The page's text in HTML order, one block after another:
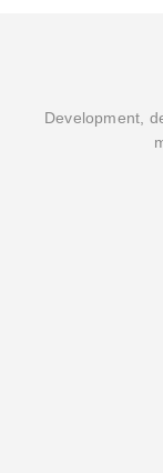
Development,